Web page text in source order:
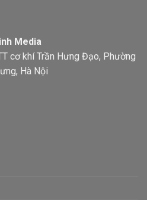
Media
cơ khí Trần Hưng Đạo, Phường
Hà Nội